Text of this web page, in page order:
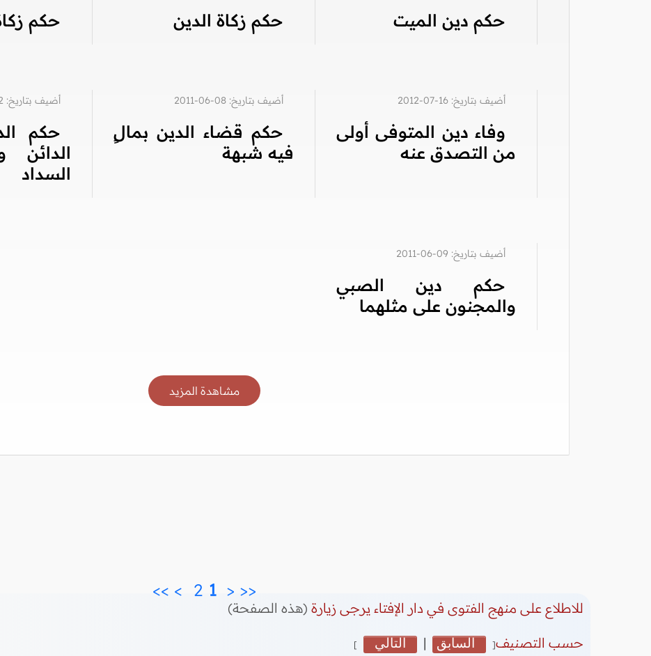
حكم دين الميت حكم زكاة الدين حكم
أضيف بتاريخ: 16-07-2012
وفاء دين المتوفى أولى
من التصدق عنه
أضيف بتاريخ: 08-06-2011
حكم قضاء الدين بمالٍ
فيه شبهة
أضيف بتاريخ: 12-06-2011
حكم
الدائن
السداد
أضيف بتاريخ: 09-06-2011
حكم دين الصبي
والمجنون على مثلهما
مشاهدة المزيد
<<
<
2
>
>>
للاطلاع على منهج الفتوى في دار الإفتاء يرجى زيارة (هذه الصفحة)
حسب التصنيف[ السابق | التالي ]